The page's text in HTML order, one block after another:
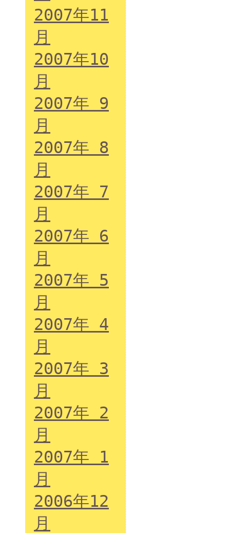
2007年11
月
2007年10
月
2007年 9
月
2007年 8
月
2007年 7
月
2007年 6
月
2007年 5
月
2007年 4
月
2007年 3
月
2007年 2
月
2007年 1
月
2006年12
月